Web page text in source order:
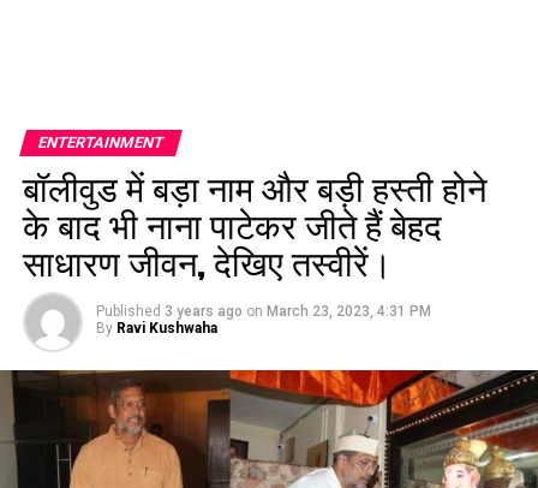
ENTERTAINMENT
बॉलीवुड में बड़ा नाम और बड़ी हस्ती होने
के बाद भी नाना पाटेकर जीते हैं बेहद
साधारण जीवन, देखिए तस्वीरें।
Published 3 years ago on March 23, 2023, 4:31 PM
By Ravi Kushwaha